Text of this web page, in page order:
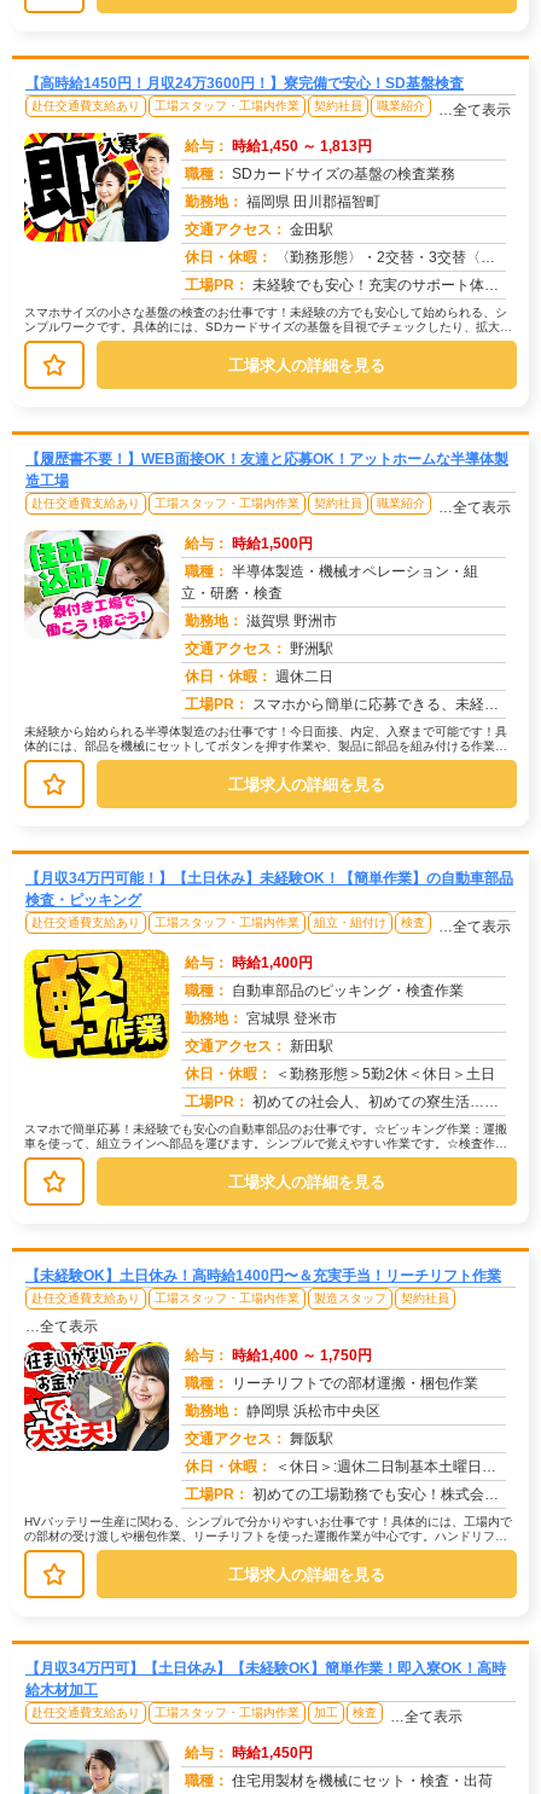
【高時給1450円！月収24万3600円！】寮完備で安心！SD基盤検査
赴任交通費支給あり 工場スタッフ・工場内作業 契約社員 職業紹介 …全て表示
給与： 時給1,450 ～ 1,813円
職種： SDカードサイズの基盤の検査業務
勤務地： 福岡県 田川郡福智町
交通アクセス： 金田駅
休日・休暇：
〈勤務形態〉・2交替・3交替〈休日〉5勤2休★ＧＷ★夏季休暇★冬季休暇★年末年始
工場PR： 未経験でも安心！充実のサポート体制で成長できる職場です！☆先輩社員が丁寧に指導しますので、安心してスタートできます...
スマホサイズの小さな基盤の検査のお仕事です！未経験の方でも安心して始められる、シ
ンプルワークです。具体的には、SDカードサイズの基盤を目視でチェックしたり、拡大鏡
を使って丁寧に検査します。小さな...
工場求人の詳細を見る
【履歴書不要！】WEB面接OK！友達と応募OK！アットホームな半導体製
造工場
赴任交通費支給あり 工場スタッフ・工場内作業 契約社員 職業紹介 …全て表示
給与： 時給1,500円
職種： 半導体製造・機械オペレーション・組
立・研磨・検査
勤務地： 滋賀県 野洲市
交通アクセス： 野洲駅
休日・休暇： 週休二日
工場PR： スマホから簡単に応募できる、未経験OKの求人です！初めての仕事で不安ですか？大丈夫！→先輩スタッフが丁寧に指導しま...
未経験から始められる半導体製造のお仕事です！今日面接、内定、入寮まで可能です！具
体的には、部品を機械にセットしてボタンを押す作業や、製品に部品を組み付ける作業な
どがあります。また、加工後の製品に...
工場求人の詳細を見る
【月収34万円可能！】【土日休み】未経験OK！【簡単作業】の自動車部品
検査・ピッキング
赴任交通費支給あり 工場スタッフ・工場内作業 組立・組付け 検査 …全て表示
給与： 時給1,400円
職種： 自動車部品のピッキング・検査作業
勤務地： 宮城県 登米市
交通アクセス： 新田駅
休日・休暇：
＜勤務形態＞5勤2休＜休日＞土日
工場PR： 初めての社会人、初めての寮生活…不安は尽きないですよね？でも大丈夫！株式会社京栄センターなら、専属コーディネーター...
スマホで簡単応募！未経験でも安心の自動車部品のお仕事です。☆ピッキング作業：運搬
車を使って、組立ラインへ部品を運びます。シンプルで覚えやすい作業です。☆検査作
業：完成した部品にキズがないかなど、...
工場求人の詳細を見る
【未経験OK】土日休み！高時給1400円〜＆充実手当！リーチリフト作業
赴任交通費支給あり 工場スタッフ・工場内作業 製造スタッフ 契約社員
…全て表示
給与： 時給1,400 ～ 1,750円
職種：
リーチリフトでの部材運搬・梱包作業
勤務地： 静岡県 浜松市中央区
交通アクセス： 舞阪駅
休日・休暇：
＜休日＞:週休二日制基本土曜日・日曜日・長期休暇ありGW休暇・お盆休暇・年末年始休暇・年次有給休暇あり※配属先、工...
工場PR： 初めての工場勤務でも安心！株式会社京栄センターで新しい一歩を踏み出してみませんか？→未経験者歓迎！20代〜40代、...
HVバッテリー生産に関わる、シンプルで分かりやすいお仕事です！具体的には、工場内で
の部材の受け渡しや梱包作業、リーチリフトを使った運搬作業が中心です。ハンドリフト
を使う場面もあります。難しい作業...
工場求人の詳細を見る
【月収34万円可】【土日休み】【未経験OK】簡単作業！即入寮OK！高時
給木材加工
赴任交通費支給あり 工場スタッフ・工場内作業 加工 検査 …全て表示
給与： 時給1,450円
職種： 住宅用製材を機械にセット・検査・出荷